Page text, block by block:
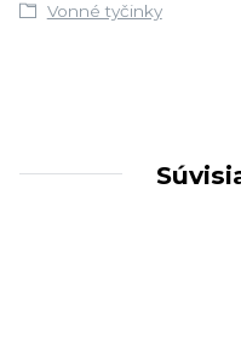
Vonné tyčinky